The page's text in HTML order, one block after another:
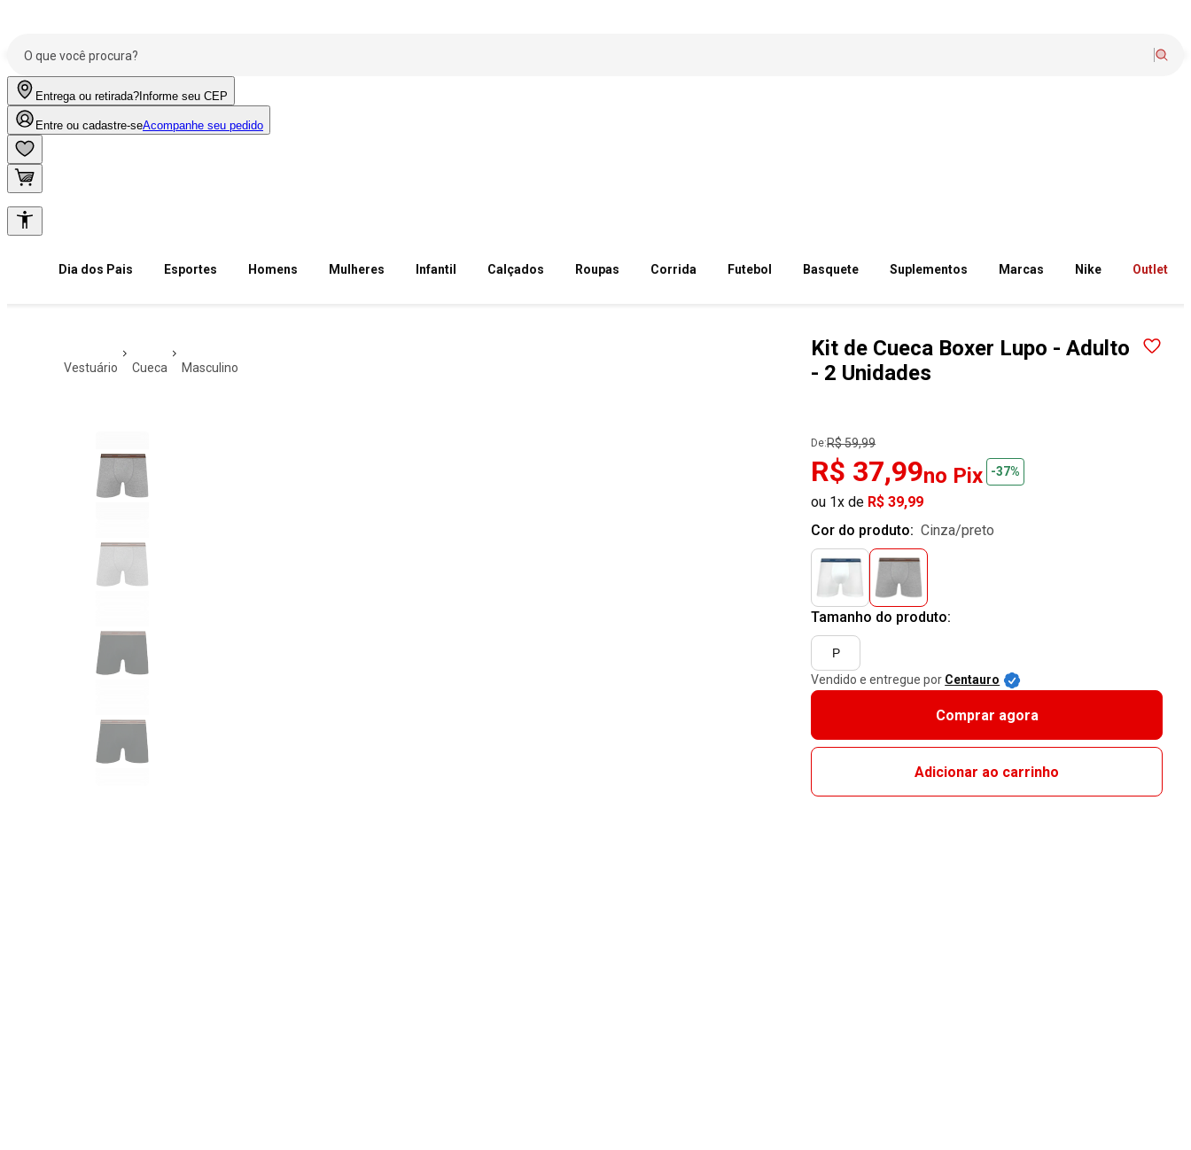
Entrega ou retirada? Informe seu CEP
Entre ou cadastre-seAcompanhe seu pedido
Dia dos Pais Esportes Homens Mulheres Infantil Calçados Roupas Corrida Futebol Basquete Suplementos Marcas Nike Outlet
vestuário cueca masculino
Kit de Cueca Boxer Lupo - Adulto
- 2 Unidades
De:R$ 59,99
R$ 37,99no Pix -37%
ou 1x de R$ 39,99
Cor do produto:
cinza/preto
Tamanho do produto:
P
Vendido e entregue por Centauro
Comprar agora
Adicionar ao carrinho